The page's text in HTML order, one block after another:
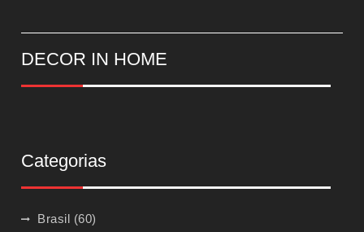
DECOR IN HOME
Categorias
Brasil (60)